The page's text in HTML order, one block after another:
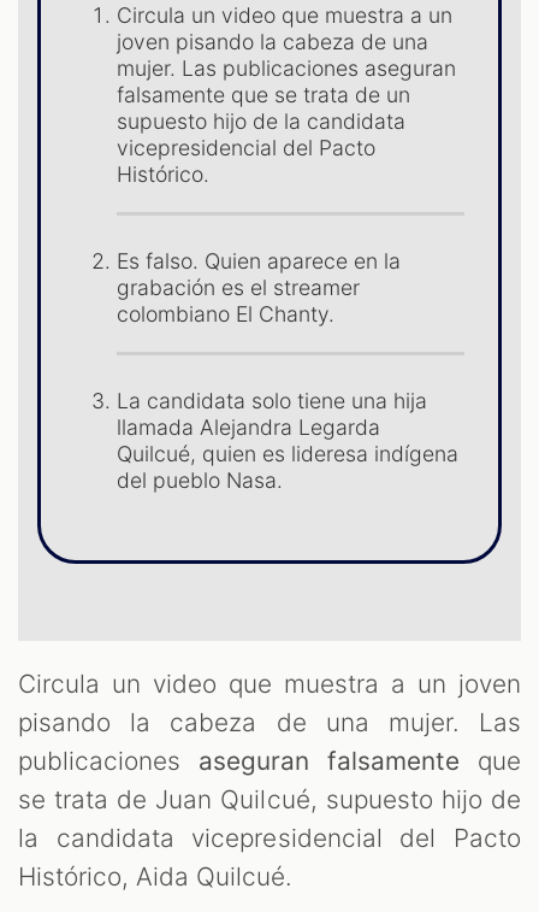
Circula un video que muestra a un
joven pisando la cabeza de una
mujer. Las publicaciones aseguran
falsamente que se trata de un
supuesto hijo de la candidata
vicepresidencial del Pacto
Histórico.
Es falso. Quien aparece en la
grabación es el streamer
colombiano El Chanty.
La candidata solo tiene una hija
llamada Alejandra Legarda
Quilcué, quien es lideresa indígena
del pueblo Nasa.
Circula un video que muestra a un joven
pisando la cabeza de una mujer. Las
publicaciones aseguran falsamente que
se trata de Juan Quilcué, supuesto hijo de
la candidata vicepresidencial del Pacto
Histórico, Aida Quilcué.